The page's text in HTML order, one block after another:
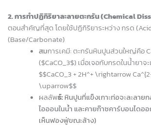
2. การทำปฏิกิริยาละลายตะกรัน (Chemical
ตอนสำคัญที่สุด โดยใช้ปฏิกิริยาระหว่าง กรด
(Base/Carbonate)
สมการเคมี: ตะกรันหินปูนส่วนใหญ่คือ
($CaCO_3$) เมื่อเจอกับกรดในน้ำยาจ
$$CaCO_3 + 2H^+ \rightarrow
\uparrow$$
ผลลัพธ์:หินปูนที่แข็งเกาะท่อจะละลาย
ไอออนในน้ำ และคายก๊าซคาร์บอนไดอ
เห็นฟองฟู่ขณะล้าง)